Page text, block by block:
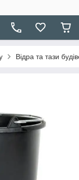
Відра та тази